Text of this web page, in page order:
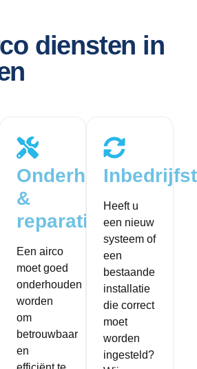
diensten in
Onderhoud
&
reparatie​
Een airco
moet goed
onderhouden
worden
om
betrouwbaar
en
Heeft u
een nieuw
systeem of
een
bestaande
installatie
die correct
moet
worden
ingesteld?